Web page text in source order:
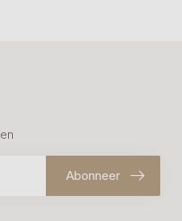
Abonneer